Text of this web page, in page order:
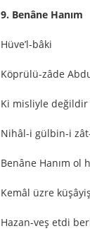
9. Benâne Hanım
Hüve’l-bâki
Köprülü-zâde
Ki misliyle
Nihâl-i gülbin-i zât-
Benâne Hanım ol
Kemâl üzre
Hazan-veş etdi